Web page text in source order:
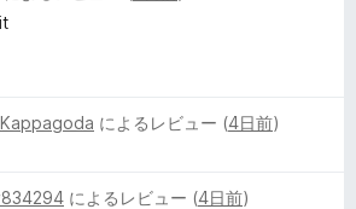
によるレビュー (4日前)
によるレビュー (4日前)